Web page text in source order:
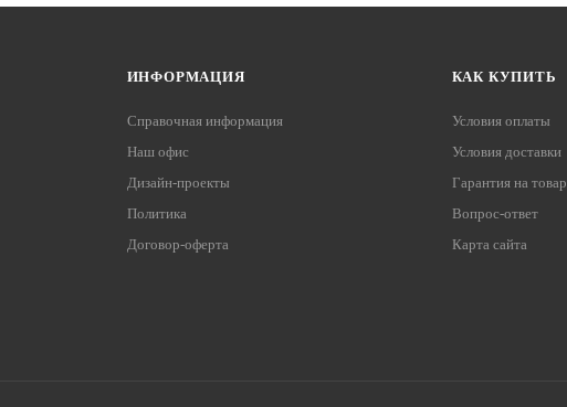
ИНФОРМАЦИЯ
Справочная информация
Наш офис
Дизайн-проекты
Политика
Договор-оферта
КАК КУПИТЬ
Условия оплаты
Условия доставки
Гарантия на товар
Вопрос-ответ
Карта сайта